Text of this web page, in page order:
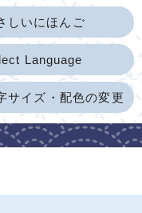
しいにほんご
Language
サイズ・配色の変更